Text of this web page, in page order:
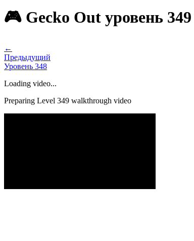
🎮 Gecko Out уровень
←
Предыдущий
Уровень 348
Loading video...
Preparing Level 349 walkthrough video